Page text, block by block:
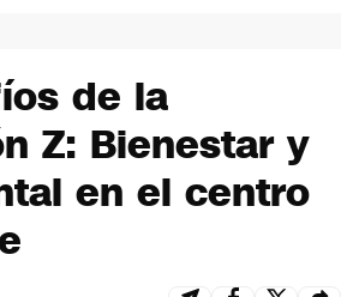
de la
Z: Bienestar y
en el centro